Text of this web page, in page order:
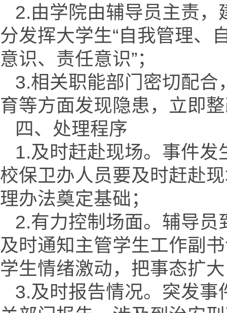
2.由学院由辅导员主责
分发挥大学生“自我管理、
意识、责任意识”；
3.相关职能部门密切配
育等方面发现隐患，立即
四、处理程序
1.及时赶赴现场。事件
校保卫办人员要及时赶赴
理办法奠定基础；
2.有力控制场面。辅导
及时通知主管学生工作副
学生情绪激动，把事态扩
3.及时报告情况。突发